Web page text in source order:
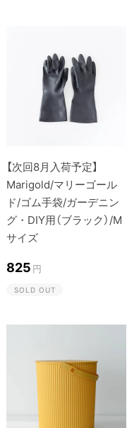
【次回8月入荷予定】
Marigold/マリーゴール
ド/ゴム手袋/ガーデニン
グ・DIY用（ブラック）/M
サイズ
825 円
SOLD OUT